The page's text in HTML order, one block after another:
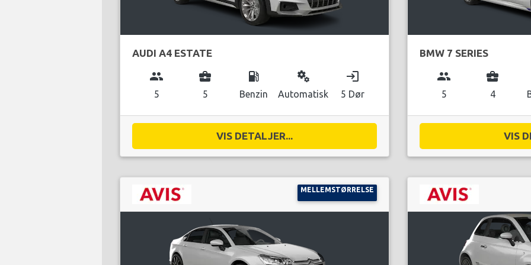
AUDI A4 ESTATE
group
5
business_center
5
local_gas_station
Benzin
miscellaneous_services
Automatisk
login
5 Dør
VIS DETALJER...
BMW 7 SERIES
group
5
business_center
4
VIS
MELLEMSTØRRELSE